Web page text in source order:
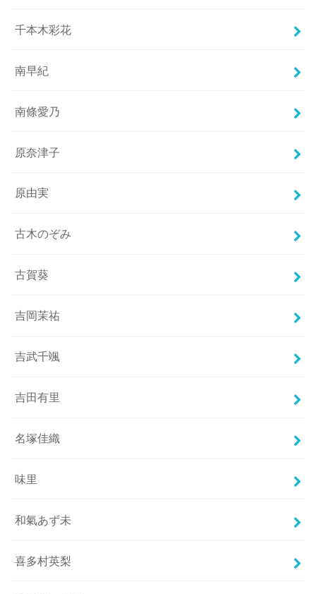
千本木彩花
南早紀
南條愛乃
原奈津子
原由実
古木のぞみ
古賀葵
吉岡茉祐
吉武千颯
吉田有里
名塚佳織
味里
和氣あず未
喜多村英梨